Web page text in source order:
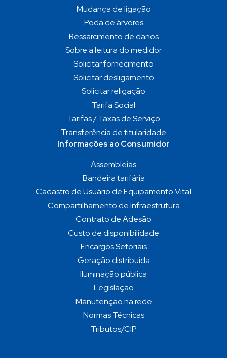
Mudança de ligação
Poda de árvores
Ressarcimento de danos
Sobre a leitura do medidor
Solicitar fornecimento
Solicitar desligamento
Solicitar religação
Tarifa Social
Tarifas / Taxas de Serviço
Transferência de titularidade
Informações ao Consumidor
Assembleias
Bandeira tarifária
Cadastro de Usuário de Equipamento Vital
Compartilhamento de Infraestrutura
Contrato de Adesão
Custo de disponibilidade
Encargos Setoriais
Geração distribuída
Iluminação pública
Legislação
Manutenção na rede
Normas Técnicas
Tributos/CIP